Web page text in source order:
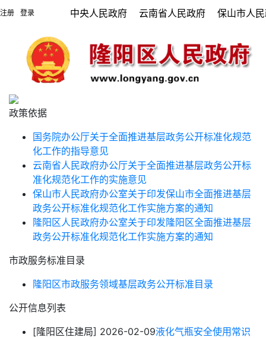
注册 登录 中央人民政府 云南省人民政府 保山市人
政策依据
国务院办公厅关于全面推进基层政务公开标准化规范
化工作的指导意见
云南省人民政府办公厅关于全面推进基层政务公开标
准化规范化工作的实施意见
保山市人民政府办公室关于印发保山市全面推进基层
政务公开标准化规范化工作实施方案的通知
隆阳区人民政府办公室关于印发隆阳区全面推进基层
政务公开标准化规范化工作实施方案的通知
市政服务标准目录
隆阳区市政服务领域基层政务公开标准目录
公开信息列表
[隆阳区住建局] 2026-02-09液化气瓶安全使用常识